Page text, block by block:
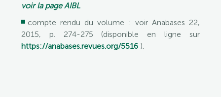
voir la page AIBL
compte rendu du volume : voir Anabases 22,
2015, p. 274-275 (disponible en ligne sur
https://anabases.revues.org/5516).